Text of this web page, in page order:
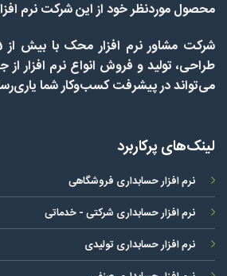
محصول موردنظر خود از این شرکت نرم
طراحی، تولید و فروش انواع نرم افزار از
می‌تواند در پیشرفت کسب‌وکار شما
لینک‌های پرکاربرد
نرم افزار حسابداری فروشگاهی
نرم افزار حسابداری شرکتی - خدماتی
نرم افزار حسابداری تولیدی